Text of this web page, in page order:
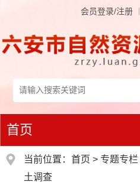
会员登录/注册
首页
当前位置： 首页 > 专题专栏
土调查